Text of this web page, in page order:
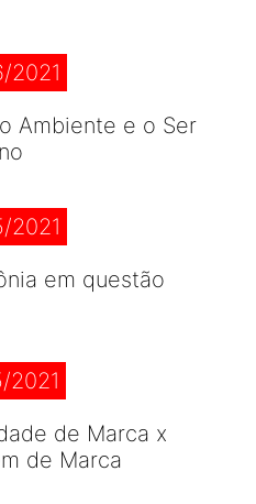
2021
Ambiente e o Ser
2021
em questão
2021
de Marca x
de Marca